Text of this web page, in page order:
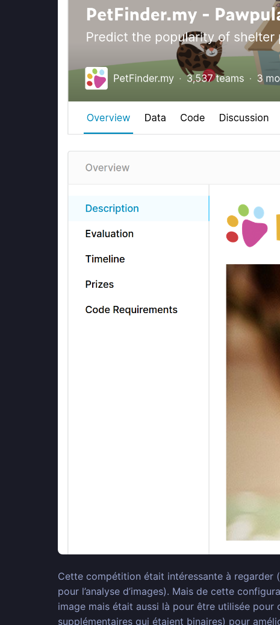
Cette compétition était intéressante à regarder
pour l’analyse d’images). Mais de cette
image mais était aussi là pour être utilisée
supplémentaires qui étaient binaires) pour